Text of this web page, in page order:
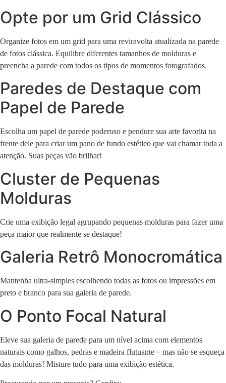
Opte por um Grid Clássico
Organize fotos em um grid para uma reviravolta atualizada na parede
de fotos clássica. Equilibre diferentes tamanhos de molduras e
preencha a parede com todos os tipos de momentos fotografados.
Paredes de Destaque com
Papel de Parede
Escolha um papel de parede poderoso e pendure sua arte favorita na
frente dele para criar um pano de fundo estético que vai chamar toda a
atenção. Suas peças vão brilhar!
Cluster de Pequenas
Molduras
Crie uma exibição legal agrupando pequenas molduras para fazer uma
peça maior que realmente se destaque!
Galeria Retrô Monocromática
Mantenha ultra-simples escolhendo todas as fotos ou impressões em
preto e branco para sua galeria de parede.
O Ponto Focal Natural
Eleve sua galeria de parede para um nível acima com elementos
naturais como galhos, pedras e madeira flutuante – mas não se esqueça
das molduras! Misture tudo para uma exibição estética.